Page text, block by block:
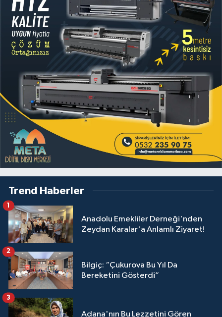
Trend Haberler
Anadolu Emekliler Derneği'nden
Zeydan Karalar'a Anlamlı Ziyaret!
1
Bilgiç: “Çukurova Bu Yıl Da
Bereketini Gösterdi”
2
Adana'nın Bu Lezzetini Gören
3